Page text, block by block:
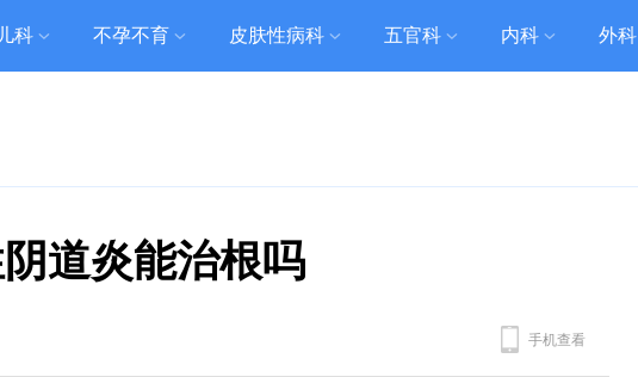
儿科 不孕不育 皮肤性病科 五官科 内科 外科
道炎能治根吗
手机查看